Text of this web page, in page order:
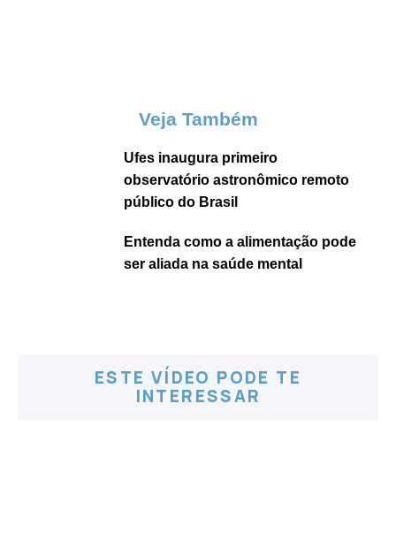
Veja Também
Ufes inaugura primeiro
observatório astronômico remoto
público do Brasil
Entenda como a alimentação pode
ser aliada na saúde mental
ESTE VÍDEO PODE TE
INTERESSAR